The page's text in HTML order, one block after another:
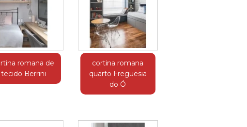
romana de
tecido Berrini
cortina romana
quarto Freguesia
do Ó